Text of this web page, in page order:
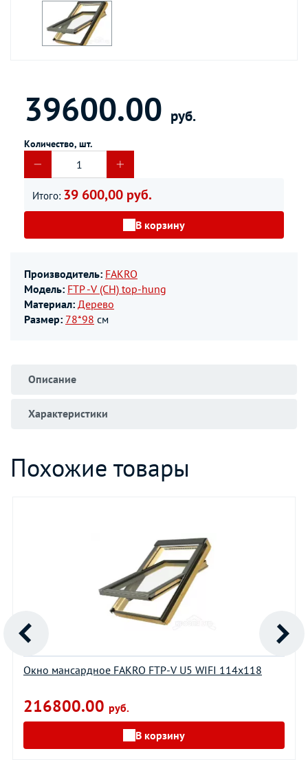
39600.00 руб.
Количество, шт.
Итого: 39 600,00 руб.
В корзину
Производитель: FAKRO
Модель: FTP -V (CH) top-hung
Материал: Дерево
Размер: 78*98 см
Описание
Характеристики
Похожие товары
Окно мансардное FAKRO FTP-V U5 WIFI 114х118
216800.00 руб.
В корзину